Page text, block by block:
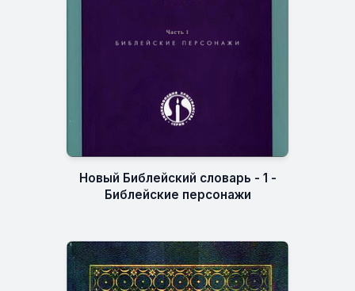
Новый Библейский словарь - 1 -
Библейские персонажи